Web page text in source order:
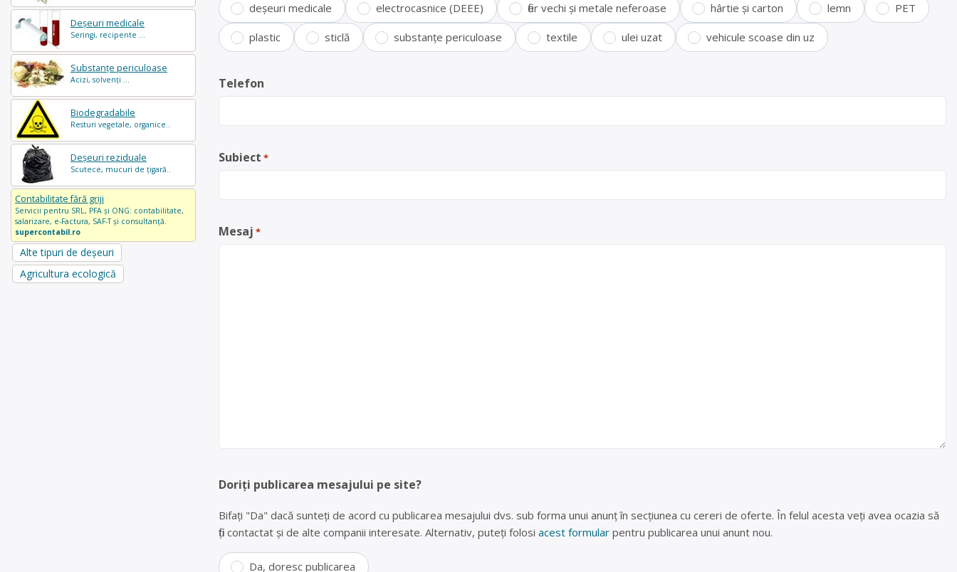
Deșeuri medicale
Seringi, recipente ...
Substanțe periculoase
Acizi, solvenți ...
Biodegradabile
Resturi vegetale, organice..
Deșeuri reziduale
Scutece, mucuri de țigară..
Contabilitate fără griji
Servicii pentru SRL, PFA și ONG: contabilitate,
salarizare, e-Factura, SAF-T și consultanță.
supercontabil.ro
Alte tipuri de deșeuri
Agricultura ecologică
deșeuri medicale electrocasnice (DEEE) fier vechi și metale neferoase hârtie și carton lemn PET
plastic sticlă substanțe periculoase textile ulei uzat vehicule scoase din uz
Telefon
Subiect *
Mesaj *
Doriți publicarea mesajului pe site?
Bifați "Da" dacă sunteți de acord cu publicarea mesajului dvs. sub forma unui anunț în secțiunea cu cereri de oferte. În felul acesta veți avea ocazia să
fiți contactat și de alte companii interesate. Alternativ, puteți folosi acest formular pentru publicarea unui anunt nou.
Da, doresc publicarea